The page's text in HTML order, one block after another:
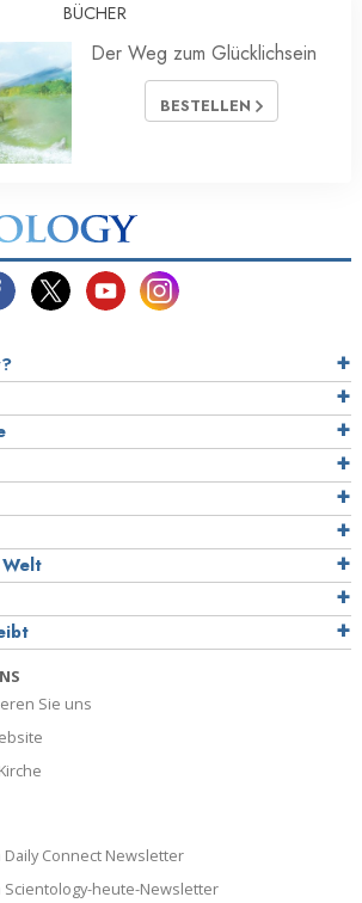
BÜCHER
Der Weg zum Glücklichsein
BESTELLEN
Sie uns
Connect Newsletter
Scientology-heute-Newsletter